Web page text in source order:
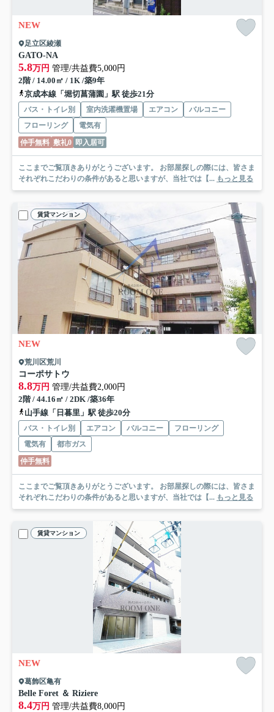
NEW
足立区綾瀬
GATO-NA
5.8万円 管理/共益費5,000円
2階 / 14.00㎡ / 1K /築9年
京成本線「堀切菖蒲園」駅 徒歩21分
バス・トイレ別 室内洗濯機置場 エアコン
バルコニー
フローリング
電気有
仲手無料 敷礼0 即入居可
ここまでご覧頂きありがとうございます。 お部屋探しの際には、皆さま
それぞれこだわりの条件があると思いますが、当社では【... もっと見る
賃貸マンション
NEW
荒川区荒川
コーポサトウ
8.8万円 管理/共益費2,000円
2階 / 44.16㎡ / 2DK /築36年
山手線「日暮里」駅 徒歩20分
バス・トイレ別 エアコン バルコニー
フローリング
電気有
都市ガス
仲手無料
ここまでご覧頂きありがとうございます。 お部屋探しの際には、皆さま
それぞれこだわりの条件があると思いますが、当社では【... もっと見る
賃貸マンション
NEW
葛飾区亀有
Belle Foret ＆ Riziere
8.4万円 管理/共益費8,000円